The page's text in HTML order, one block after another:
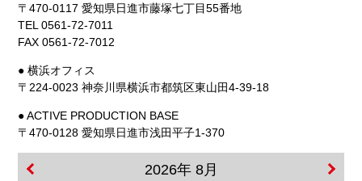
〒470-0117 愛知県日進市藤塚七丁目55番地
TEL 0561-72-7011
FAX 0561-72-7012
● 横浜オフィス
〒224-0023 神奈川県横浜市都筑区東山田4-39-18
● ACTIVE PRODUCTION BASE
〒470-0128 愛知県日進市浅田平子1-370
2026年 8月